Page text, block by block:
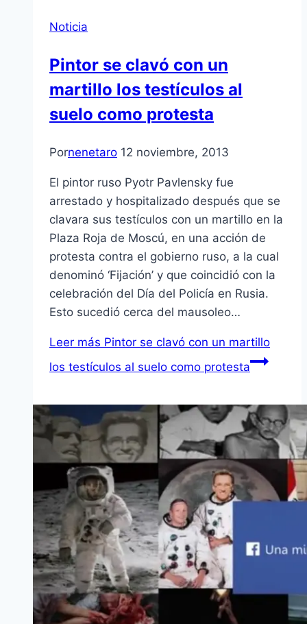
Noticia
Pintor se clavó con un
martillo los testículos al
suelo como protesta
Pornenetaro 12 noviembre, 2013
El pintor ruso Pyotr Pavlensky fue
arrestado y hospitalizado después que se
clavara sus testículos con un martillo en la
Plaza Roja de Moscú, en una acción de
protesta contra el gobierno ruso, a la cual
denominó ‘Fijación’ y que coincidió con la
celebración del Día del Policía en Rusia.
Esto sucedió cerca del mausoleo…
Leer más Pintor se clavó con un martillo
los testículos al suelo como protesta